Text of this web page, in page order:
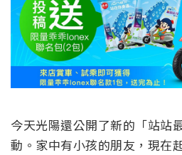
今天光陽還公開了新的「站站
動。家中有小孩的朋友，現在